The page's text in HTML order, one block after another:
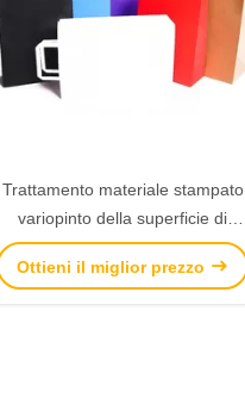
Trattamento materiale stampato
variopinto della superficie di
stampa di Flexo del commestibile
dei sacchi di carta di Kraft
Ottieni il miglior prezzo